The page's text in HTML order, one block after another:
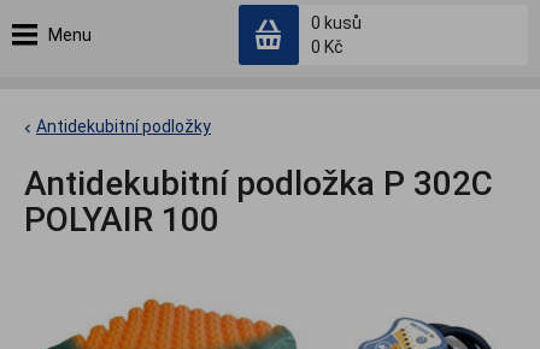
Menu
0 kusů
0 Kč
Antidekubitní podložky
Antidekubitní podložka P 302C
POLYAIR 100